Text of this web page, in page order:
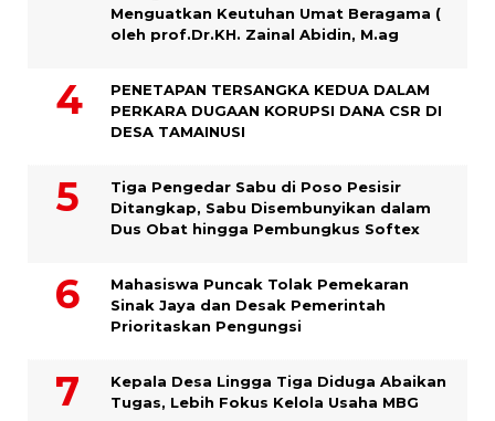
Menguatkan Keutuhan Umat Beragama (
oleh prof.Dr.KH. Zainal Abidin, M.ag
PENETAPAN TERSANGKA KEDUA DALAM
PERKARA DUGAAN KORUPSI DANA CSR DI
DESA TAMAINUSI
Tiga Pengedar Sabu di Poso Pesisir
Ditangkap, Sabu Disembunyikan dalam
Dus Obat hingga Pembungkus Softex
Mahasiswa Puncak Tolak Pemekaran
Sinak Jaya dan Desak Pemerintah
Prioritaskan Pengungsi
Kepala Desa Lingga Tiga Diduga Abaikan
Tugas, Lebih Fokus Kelola Usaha MBG